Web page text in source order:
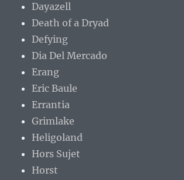
Dayazell
Death of a Dryad
Defying
Dia Del Mercado
Erang
Eric Baule
Errantia
Grimlake
Heligoland
Hors Sujet
Horst